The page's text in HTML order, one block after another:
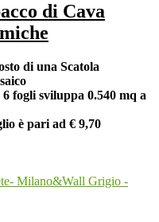
di Cava
di una Scatola
6 fogli sviluppa 0.540 mq a
è pari ad € 9,70